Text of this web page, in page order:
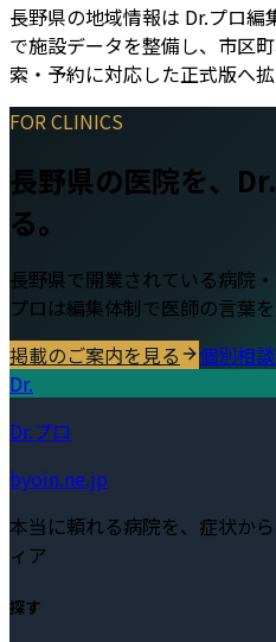
長野県の地域情報は Dr.プロ編
で施設データを整備し、市区
索・予約に対応した正式版へ拡
FOR CLINICS
長野県の医院を、
る。
長野県で開業されている病院
プロは編集体制で医師の言葉
掲載のご案内を見る
個別相
Dr.
Dr.プロ
byoin.ne.jp
本当に頼れる病院を、症状か
ィア
探す